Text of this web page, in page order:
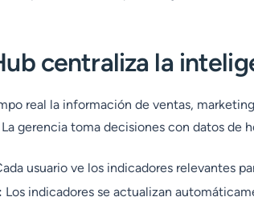
centraliza la
real la información de ventas,
gerencia toma decisiones con datos de
usuario ve los indicadores relevantes
Los indicadores se actualizan